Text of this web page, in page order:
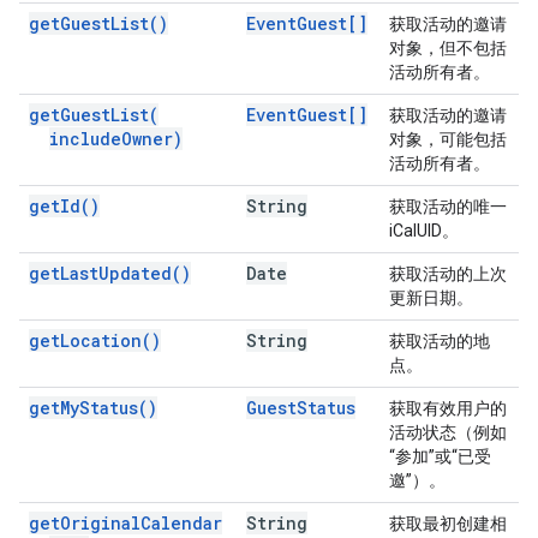
getGuestList( ) EventGuest[]
获取活动的邀请
对象，但不包括
活动所有者。
getGuestList(
includeOwner)
EventGuest[]
获取活动的邀请
对象，可能包括
活动所有者。
getId( ) String
获取活动的唯一
iCalUID。
getLastUpdated( ) Date
获取活动的上次
更新日期。
getLocation( ) String
获取活动的地
点。
getMyStatus( ) GuestStatus
获取有效用户的
活动状态（例如
“参加”或“已受
邀”）。
getOriginalCalendar
String 获取最初创建相